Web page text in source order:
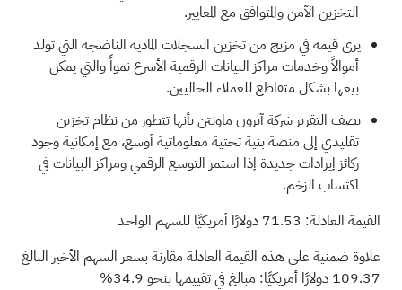
التخزين الآمن والمتوافق مع المعايير.
يرى قيمة في مزيج من تخزين السجلات المادية الناضجة التي تولد
أموالاً وخدمات مراكز البيانات الرقمية الأسرع نمواً والتي يمكن
بيعها بشكل متقاطع للعملاء الحاليين.
يصف التقرير شركة آيرون ماونتن بأنها تتطور من نظام تخزين
تقليدي إلى منصة بنية تحتية معلوماتية أوسع، مع إمكانية وجود
ركائز إيرادات جديدة إذا استمر التوسع الرقمي ومراكز البيانات في
اكتساب الزخم.
القيمة العادلة: 71.53 دولارًا أمريكيًا للسهم الواحد
علاوة ضمنية على هذه القيمة العادلة مقارنة بسعر السهم الأخير البالغ
109.37 دولارًا أمريكيًا: مبالغ في تقييمها بنحو 34.9%